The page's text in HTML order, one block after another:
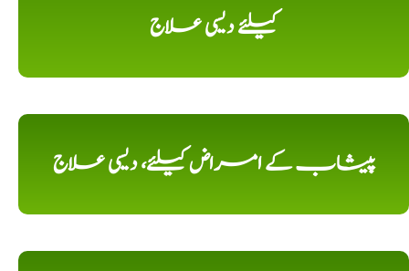
کیلئے دیسی علاج
پیشاب کے امراض کیلئے، دیسی علاج